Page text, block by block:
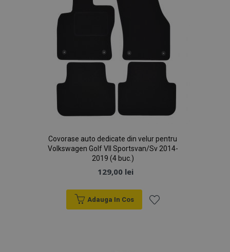
Covorase auto dedicate din velur pentru
Volkswagen Golf VII Sportsvan/Sv 2014-
2019 (4 buc.)
129,00 lei
Adauga In Cos